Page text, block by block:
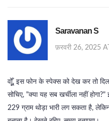
Saravanan S
फ़रवरी 26, 2025
वोूूँ, इस फोन के स्पेक्स को देख कर तो
सोचिए, "क्या यह सब खर्चीला नहीं
229 ग्राम थोड़ा भारी लग सकता है,